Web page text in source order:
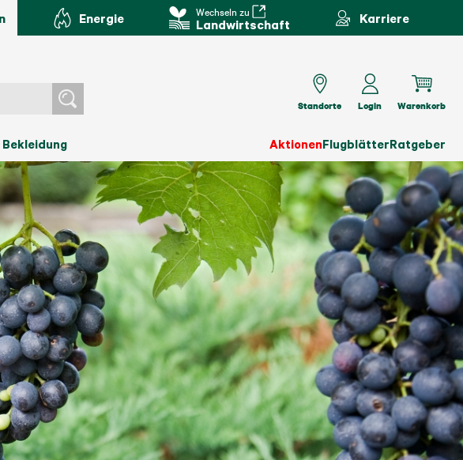
Energie Wechseln zu
Landwirtschaft Karriere
Bekleidung AktionenFlugblätterRatgeber
Standorte Login Warenkorb